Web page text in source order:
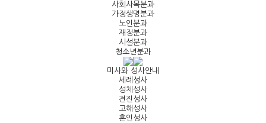
사회사목분과
가정생명분과
노인분과
재정분과
시설분과
청소년분과
미사와 성사안내
세례성사
성체성사
견진성사
고해성사
혼인성사